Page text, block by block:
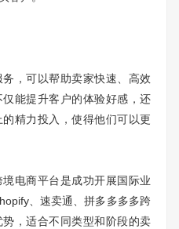
，可以帮助卖家快速、高效
能提升客户的体验好感，还
精力投入，使得他们可以更
电商平台是成功开展国际业
、速卖通、拼多多多多跨
，适合不同类型和阶段的卖